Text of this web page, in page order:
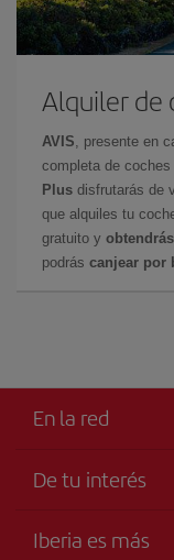
Alquiler de
AVIS , presente en
completa de
Plus disfrutarás de
que alquiles tu
gratuito y
podrás canjear por
En la red
De tu interés
Accesibilidad
Iberia es más